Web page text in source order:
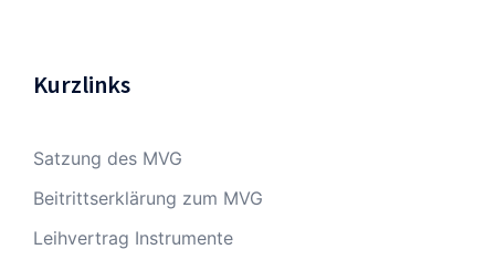
Kurzlinks
Satzung des MVG
Beitrittserklärung zum MVG
Leihvertrag Instrumente